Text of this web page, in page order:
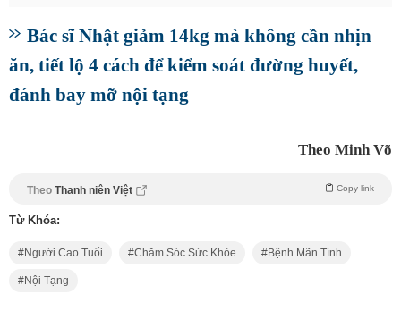
Bác sĩ Nhật giảm 14kg mà không cần nhịn
ăn, tiết lộ 4 cách để kiểm soát đường huyết,
đánh bay mỡ nội tạng
Theo Minh Võ
Theo Thanh niên Việt Copy link
Từ Khóa:
Người Cao Tuổi Chăm Sóc Sức Khỏe Bệnh Mãn Tính
Nội Tạng